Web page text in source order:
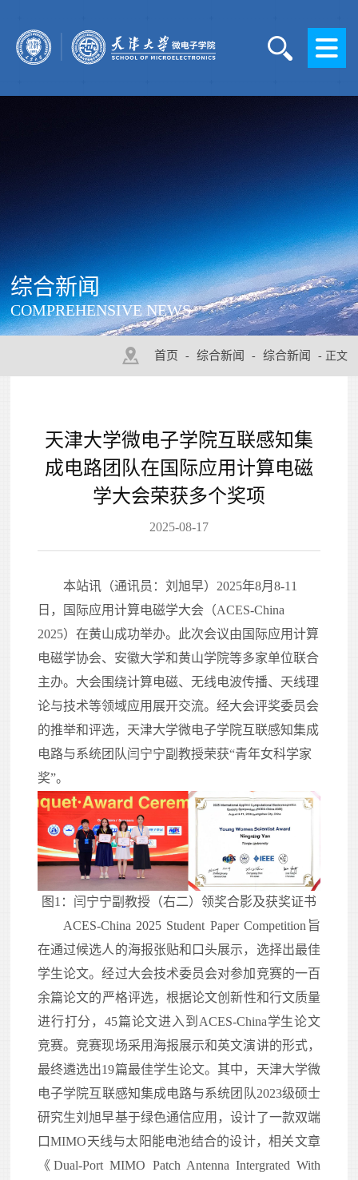
综合新闻
COMPREHENSIVE NEWS
首页 - 综合新闻 - 综合新闻 - 正文
天津大学微电子学院互联感知集
成电路团队在国际应用计算电磁
学大会荣获多个奖项
2025-08-17
本站讯（通讯员：刘旭早） 2025年8月8-1 1
日，国际应用计算电磁学大会（ACES-China
2025）在黄山成功举办。此次会议由国际应用计算
电磁学协会、 安徽大学和黄山学院等多家单位联合
主办。大会围绕计算电磁、无线电波传播、天线理
论与技术等领域应用展开交流。经大会评奖委员会
的推举和评选，天津大学微电子学院互联感知集成
电路与系统团队闫宁宁副教授荣获“青年女科学家
奖”。
图1：闫宁宁副 教授（右二）领奖合影及获奖证书
ACES-China 2025 Student Paper Competition旨
在通过候选人的海报张贴和口头展示，选择出最佳
学生论文。经过大会技术委员会对参加竞赛的一百
余篇论文的严格评选，根据论文创新性和行文质量
进行打分，45篇论文进入到ACES-China学生论文
竞赛。竞赛现场采用海报展示和英文演讲的形式，
最终遴选出19篇最佳学生论文。其中，天津大学微
电子学院互联感知集成电路与系统团队2023级硕士
研究生刘旭早基于绿色通信应用，设计了一款双端
口MIMO天线与太阳能电池结合的设计，相关文章
《Dual-Port MIMO Patch Antenna Intergrated With